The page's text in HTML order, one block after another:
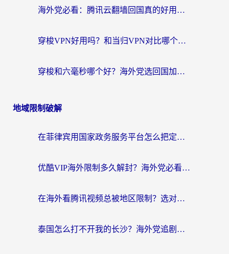
海外党必看：腾讯云翻墙回国真的好用吗？+ 3步选对回国加速器指南
穿梭VPN好用吗？和当归VPN对比哪个回国效果更好？海外党亲测实用指南
穿梭和六毫秒哪个好？海外党选回国加速器的避坑指南，附番茄加速器实测
地域限制破解
在菲律宾用国家政务服务平台怎么把定位修改到中国国内？3步解决+海外看剧听歌全攻略
优酷VIP海外限制多久解封？海外党必看的跨区难题一站式解决指南
在海外看腾讯视频总被地区限制？选对回国加速器，还能解决泰国政务网和蜻蜓FM卡顿问题
泰国怎么打不开我的长沙？海外党追剧看片的破局指南